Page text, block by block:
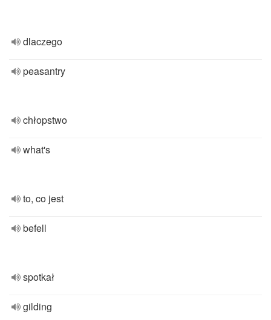
dlaczego
peasantry
chłopstwo
what's
to, co jest
befell
spotkał
gilding